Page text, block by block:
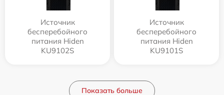
Источник
бесперебойного
питания Hiden
KU9102S
Источник
бесперебойного
питания Hiden
KU9101S
Показать больше